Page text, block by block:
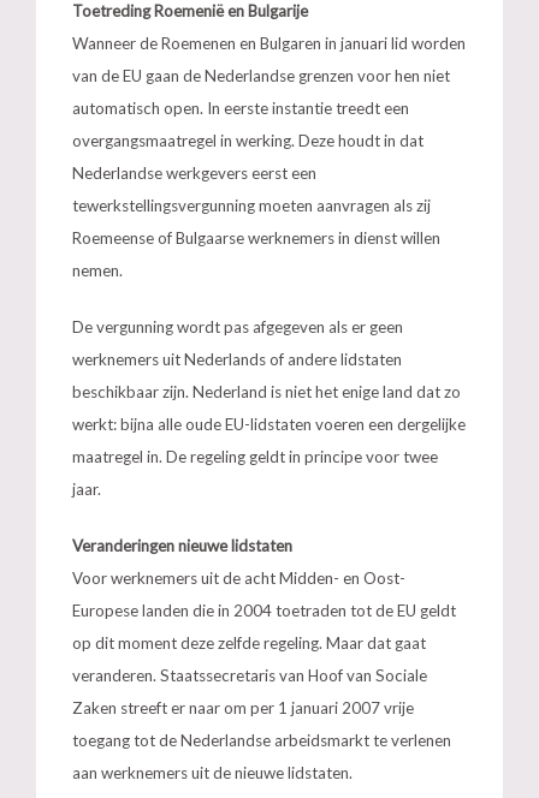
Toetreding Roemenië en Bulgarije
Wanneer de Roemenen en Bulgaren in januari lid worden
van de EU gaan de Nederlandse grenzen voor hen niet
automatisch open. In eerste instantie treedt een
overgangsmaatregel in werking. Deze houdt in dat
Nederlandse werkgevers eerst een
tewerkstellingsvergunning moeten aanvragen als zij
Roemeense of Bulgaarse werknemers in dienst willen
nemen.
De vergunning wordt pas afgegeven als er geen
werknemers uit Nederlands of andere lidstaten
beschikbaar zijn. Nederland is niet het enige land dat zo
werkt: bijna alle oude EU-lidstaten voeren een dergelijke
maatregel in. De regeling geldt in principe voor twee
jaar.
Veranderingen nieuwe lidstaten
Voor werknemers uit de acht Midden- en Oost-
Europese landen die in 2004 toetraden tot de EU geldt
op dit moment deze zelfde regeling. Maar dat gaat
veranderen. Staatssecretaris van Hoof van Sociale
Zaken streeft er naar om per 1 januari 2007 vrije
toegang tot de Nederlandse arbeidsmarkt te verlenen
aan werknemers uit de nieuwe lidstaten.